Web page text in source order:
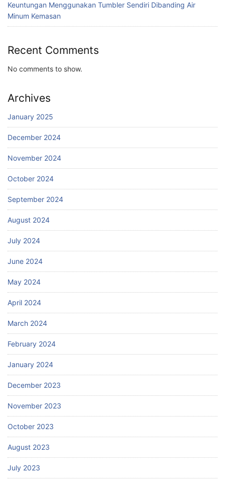
Keuntungan Menggunakan Tumbler Sendiri Dibanding Air
Minum Kemasan
Recent Comments
No comments to show.
Archives
January 2025
December 2024
November 2024
October 2024
September 2024
August 2024
July 2024
June 2024
May 2024
April 2024
March 2024
February 2024
January 2024
December 2023
November 2023
October 2023
August 2023
July 2023